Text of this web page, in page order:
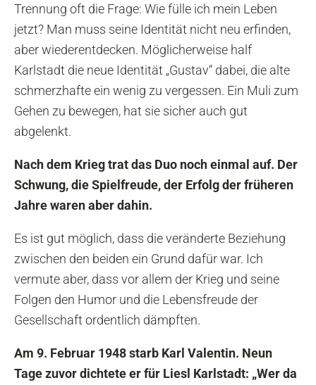
Trennung oft die Frage: Wie fülle ich mein Leben
jetzt? Man muss seine Identität nicht neu erfinden,
aber wiederentdecken. Möglicherweise half
Karlstadt die neue Identität „Gustav“ dabei, die alte
schmerzhafte ein wenig zu vergessen. Ein Muli zum
Gehen zu bewegen, hat sie sicher auch gut
abgelenkt.
Nach dem Krieg trat das Duo noch einmal auf. Der
Schwung, die Spielfreude, der Erfolg der früheren
Jahre waren aber dahin.
Es ist gut möglich, dass die veränderte Beziehung
zwischen den beiden ein Grund dafür war. Ich
vermute aber, dass vor allem der Krieg und seine
Folgen den Humor und die Lebensfreude der
Gesellschaft ordentlich dämpften.
Am 9. Februar 1948 starb Karl Valentin. Neun
Tage zuvor dichtete er für Liesl Karlstadt: „Wer da